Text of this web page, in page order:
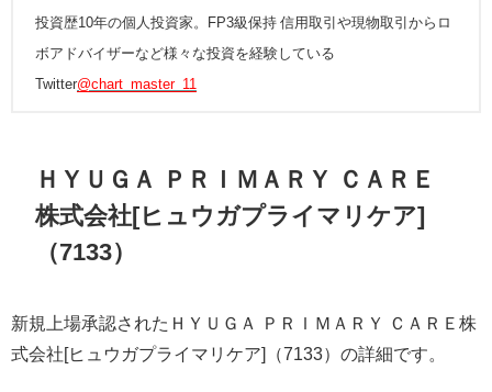
投資歴10年の個人投資家。FP3級保持 信用取引や現物取引からロ
ボアドバイザーなど様々な投資を経験している
Twitter@chart_master_11
ＨＹＵＧＡ ＰＲＩＭＡＲＹ ＣＡＲＥ
株式会社[ヒュウガプライマリケア]
（7133）
新規上場承認されたＨＹＵＧＡ ＰＲＩＭＡＲＹ ＣＡＲＥ株
式会社[ヒュウガプライマリケア]（7133）の詳細です。